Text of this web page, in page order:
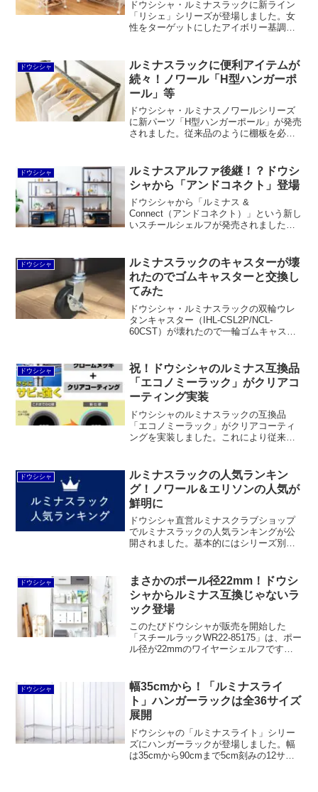
ドウシシャ・ルミナスラックに新ライン
「リシェ」シリーズが登場しました。女
性をターゲットにしたアイボリー基調の
が、テーブルやランドリー収納などノワ
ールにはないアイテムも見られます。
ドウシシャ
ルミナスラックに便利アイテムが
続々！ノワール「H型ハンガーポ
ール」等
ドウシシャ・ルミナスノワールシリーズ
に新パーツ「H型ハンガーポール」が発売
されました。従来品のように棚板を必要
トです。ただし、奥行が異なるためレギ
ュラーシリーズなどには取り付けできま
せん。ほか、打込式ウレタンキャスター
なども発売されました。
ドウシシャ
ルミナスアルファ後継！？ドウシ
シャから「アンドコネクト」登場
ドウシシャから「ルミナス &
Connect（アンドコネクト）」という新し
いスチールシェルフが発売されました。
節がしやすい構造。それでいて耐荷重は
十分、価格も手頃だと思います。
ドウシシャ
ルミナスラックのキャスターが壊
れたのでゴムキャスターと交換し
てみた
ドウシシャ・ルミナスラックの双輪ウレ
タンキャスター（IHL-CSL2P/NCL-
60CST）が壊れたので一輪ゴムキャスタ
のでひとまず安心です。
ドウシシャ
祝！ドウシシャのルミナス互換品
「エコノミーラック」がクリアコ
ーティング実装
ドウシシャのルミナスラックの互換品
「エコノミーラック」がクリアコーティ
ングを実装しました。これにより従来よ
すが、物置きなどで使用するには十分で
しょう。
ドウシシャ
ルミナスラックの人気ランキン
グ！ノワール＆エリソンの人気が
鮮明に
ドウシシャ直営ルミナスクラブショップ
でルミナスラックの人気ランキングが公
開されました。基本的にはシリーズ別の
人気の高さが分かります。また、エリソ
ンではホワイトが圧倒的人気のようで
す。
ドウシシャ
まさかのポール径22mm！ドウシ
シャからルミナス互換じゃないラ
ック登場
このたびドウシシャが販売を開始した
「スチールラックWR22-85175」は、ポー
ル径が22mmのワイヤーシェルフです。
されておらず、価格もさほど安くありま
せん。
ドウシシャ
幅35cmから！「ルミナスライ
ト」ハンガーラックは全36サイズ
展開
ドウシシャの「ルミナスライト」シリー
ズにハンガーラックが登場しました。幅
は35cmから90cmまで5cm刻みの12サイ